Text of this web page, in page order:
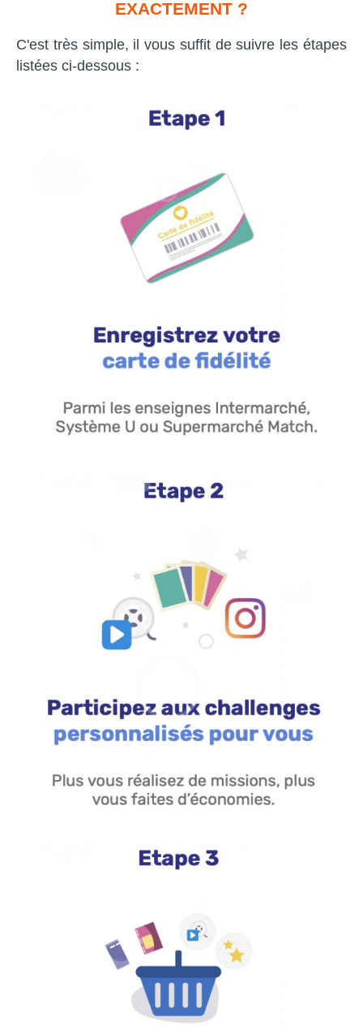
EXACTEMENT ?
C'est très simple, il vous suffit de suivre les étapes
listées ci-dessous :